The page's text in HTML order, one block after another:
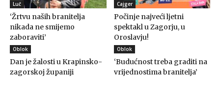
Luč
‘Žrtvu naših branitelja
nikada ne smijemo
zaboraviti’
Cajger
Počinje najveći ljetni
spektakl u Zagorju, u
Oroslavju!
Oblok
Dan je žalosti u Krapinsko-
zagorskoj županiji
Oblok
‘Budućnost treba graditi na
vrijednostima branitelja’